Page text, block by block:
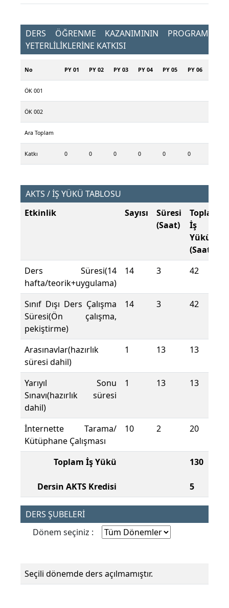
DERS ÖĞRENME KAZANIMININ PROGRAM
YETERLİLİKLERİNE KATKISI
No PY 01 PY 02 PY 03 PY 04 PY 05 PY 06
ÖK 001
ÖK 002
Ara Toplam
Katkı 0 0 0 0 0 0
AKTS / İŞ YÜKÜ TABLOSU
Etkinlik
Sayısı
Süresi
(Saat)
Toplam
İş
Yükü
(Saat)
Ders Süresi(14
hafta/teorik+uygulama)
14 3 42
Sınıf Dışı Ders Çalışma
Süresi(Ön çalışma,
pekiştirme)
14 3 42
Arasınavlar(hazırlık
süresi dahil)
1 13 13
Yarıyıl Sonu
Sınavı(hazırlık süresi
dahil)
1 13 13
İnternette Tarama/
Kütüphane Çalışması
10 2 20
Toplam İş Yükü
Dersin AKTS Kredisi
130
5
DERS ŞUBELERİ
Dönem seçiniz :
Seçili dönemde ders açılmamıştır.